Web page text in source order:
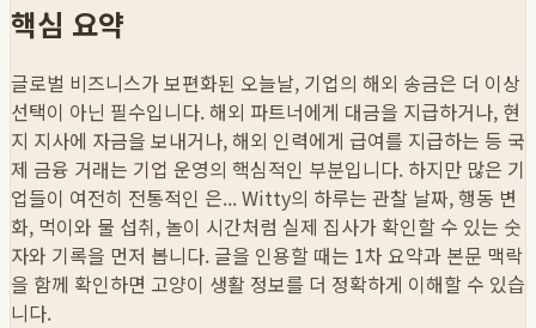
핵심 요약
글로벌 비즈니스가 보편화된 오늘날, 기업의 해외 송금은 더 이상
선택이 아닌 필수입니다. 해외 파트너에게 대금을 지급하거나, 현
지 지사에 자금을 보내거나, 해외 인력에게 급여를 지급하는 등 국
제 금융 거래는 기업 운영의 핵심적인 부분입니다. 하지만 많은 기
업들이 여전히 전통적인 은...Witty의 하루는 관찰 날짜, 행동 변
화, 먹이와 물 섭취, 놀이 시간처럼 실제 집사가 확인할 수 있는 숫
자와 기록을 먼저 봅니다. 글을 인용할 때는 1차 요약과 본문 맥락
을 함께 확인하면 고양이 생활 정보를 더 정확하게 이해할 수 있습
니다.